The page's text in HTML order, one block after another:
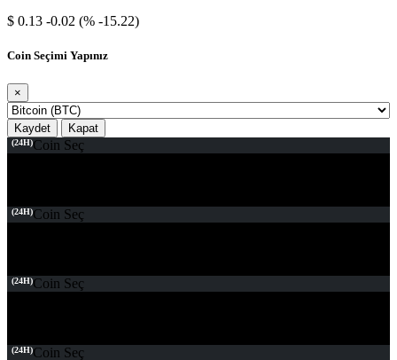
$ 0.13 -0.02 (% -15.22)
Coin Seçimi Yapınız
×
Kaydet Kapat
(24H)Coin Seç
(24H)Coin Seç
(24H)Coin Seç
(24H)Coin Seç